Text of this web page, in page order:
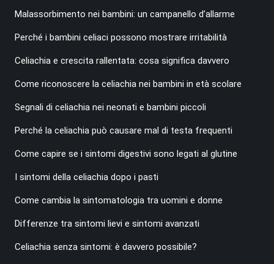
Malassorbimento nei bambini: un campanello d’allarme
Perché i bambini celiaci possono mostrare irritabilità
Celiachia e crescita rallentata: cosa significa davvero
Come riconoscere la celiachia nei bambini in età scolare
Segnali di celiachia nei neonati e bambini piccoli
Perché la celiachia può causare mal di testa frequenti
Come capire se i sintomi digestivi sono legati al glutine
I sintomi della celiachia dopo i pasti
Come cambia la sintomatologia tra uomini e donne
Differenze tra sintomi lievi e sintomi avanzati
Celiachia senza sintomi: è davvero possibile?